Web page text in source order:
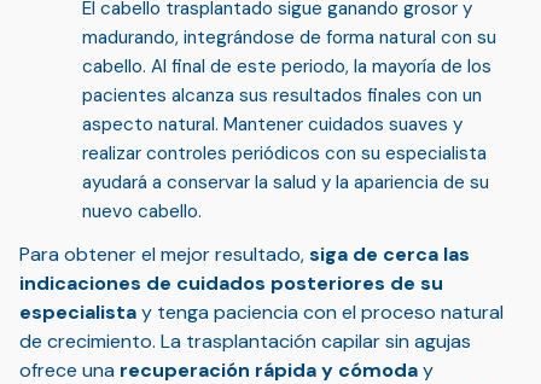
El cabello trasplantado sigue ganando grosor y
madurando, integrándose de forma natural con su
cabello. Al final de este periodo, la mayoría de los
pacientes alcanza sus resultados finales con un
aspecto natural. Mantener cuidados suaves y
realizar controles periódicos con su especialista
ayudará a conservar la salud y la apariencia de su
nuevo cabello.
Para obtener el mejor resultado,siga de cerca las
indicaciones de cuidados posteriores de su
especialistay tenga paciencia con el proceso natural
de crecimiento. La trasplantación capilar sin agujas
ofrece una recuperación rápida y cómoday